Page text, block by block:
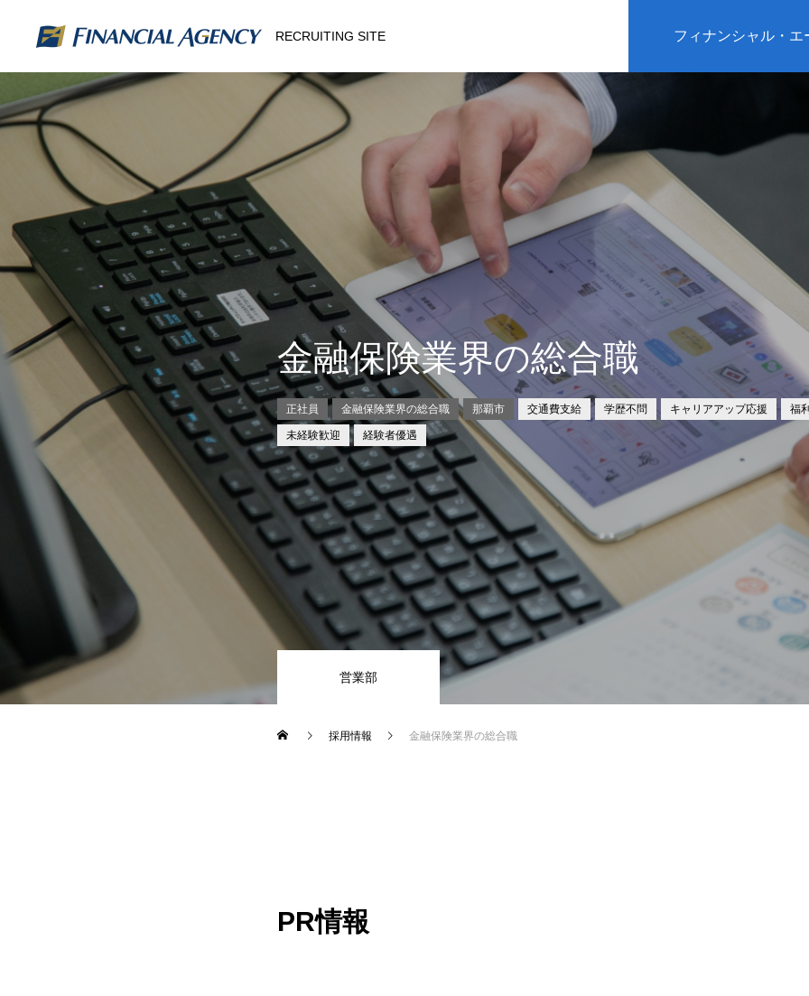
RECRUITING SITE フィナンシャル・エ
金融保険業界の総合職
正社員 金融保険業界の総合職 那覇市 交通費支給 学歴不問 キャリアアップ応援 福
未経験歓迎 経験者優遇
営業部
採用情報 金融保険業界の総合職
PR情報